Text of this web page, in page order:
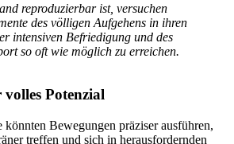
reproduzierbar ist, versuchen
des völligen Aufgehens in ihren
intensiven Befriedigung und des
so oft wie möglich zu erreichen.
Potenzial
könnten Bewegungen präziser ausführen,
treffen und sich in herausfordernden